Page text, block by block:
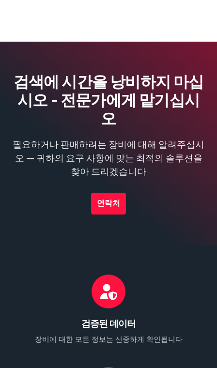
검색에 시간을 낭비하지 마십
시오 - 전문가에게 맡기십시
오
필요하거나 판매하려는 장비에 대해 알려주십시
오 — 귀하의 요구 사항에 맞는 최적의 솔루션을
찾아 드리겠습니다
연락처
검증된 데이터
장비에 대한 모든 정보는 신중하게 확인됩니다